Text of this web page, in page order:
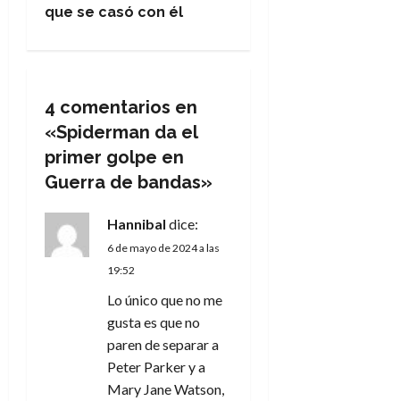
e
a
c
i
ó
n
que se casó con él
4 comentarios en
«Spiderman da el
primer golpe en
Guerra de bandas»
Hannibal dice:
6 de mayo de 2024 a las
19:52
Lo único que no me
gusta es que no
paren de separar a
Peter Parker y a
Mary Jane Watson,